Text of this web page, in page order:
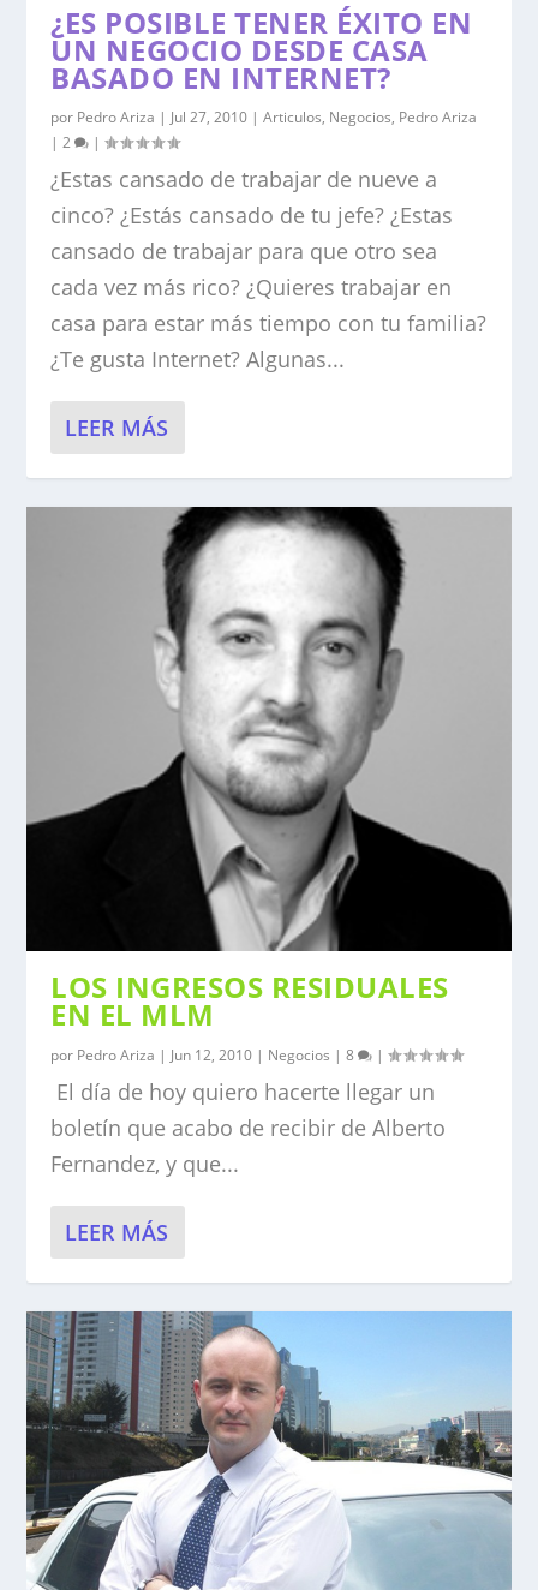
¿ES POSIBLE TENER ÉXITO EN
UN NEGOCIO DESDE CASA
BASADO EN INTERNET?
por Pedro Ariza | Jul 27, 2010 |Articulos, Negocios, Pedro Ariza
|2 |
¿Estas cansado de trabajar de nueve a
cinco? ¿Estás cansado de tu jefe? ¿Estas
cansado de trabajar para que otro sea
cada vez más rico? ¿Quieres trabajar en
casa para estar más tiempo con tu familia?
¿Te gusta Internet? Algunas...
LEER MÁS
LOS INGRESOS RESIDUALES
EN EL MLM
por Pedro Ariza | Jun 12, 2010 | Negocios |8 |
El día de hoy quiero hacerte llegar un
boletín que acabo de recibir de Alberto
Fernandez, y que...
LEER MÁS